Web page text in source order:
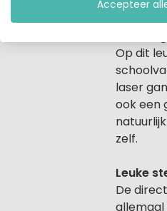
Op dit
laser
ook een
zelf.
Leuke
De
allemaal
Accepteer